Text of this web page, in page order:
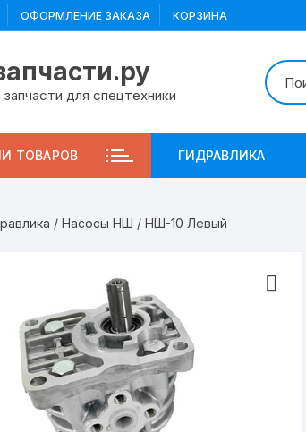
ОФОРМЛЕНИЕ ЗАКАЗА КОРЗИНА
запчасти для спецтехники
ТОВАРОВ ГИДРАВЛИКА
/ Насосы НШ / НШ-10 Левый